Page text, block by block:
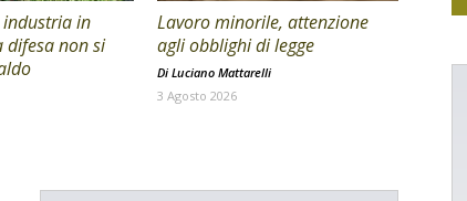
in
difesa non si
Lavoro minorile, attenzione
agli obblighi di legge
Di Luciano Mattarelli
3 Agosto 2026